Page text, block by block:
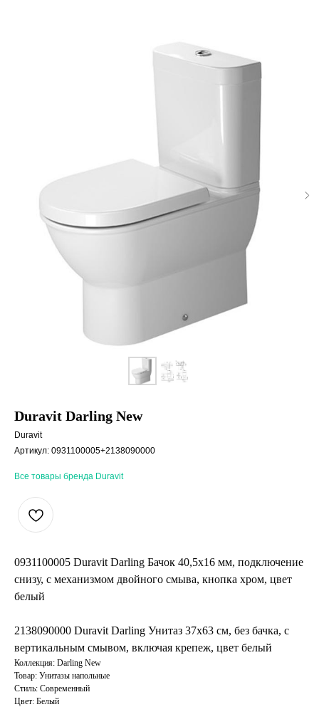
Duravit Darling New
Duravit
Артикул: 0931100005+2138090000
Все товары бренда Duravit
0931100005 Duravit Darling Бачок 40,5х16 мм, подключение
снизу, с механизмом двойного смыва, кнопка хром, цвет
белый
2138090000 Duravit Darling Унитаз 37х63 см, без бачка, с
вертикальным смывом, включая крепеж, цвет белый
Коллекция: Darling New
Товар: Унитазы напольные
Стиль: Современный
Цвет: Белый